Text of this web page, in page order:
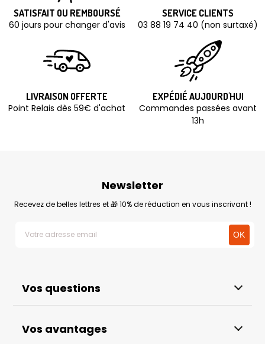
SATISFAIT OU REMBOURSÉ
60 jours pour changer d'avis
SERVICE CLIENTS
03 88 19 74 40 (non surtaxé)
LIVRAISON OFFERTE
Point Relais dès 59€ d'achat
EXPÉDIÉ AUJOURD'HUI
Commandes passées avant
13h
Vos questions
Vos avantages
Newsletter
Recevez de belles lettres et 🎁 10% de réduction en vous inscrivant !